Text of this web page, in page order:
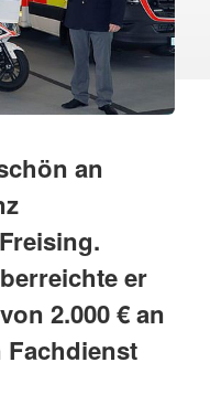
an
er
2.000 € an